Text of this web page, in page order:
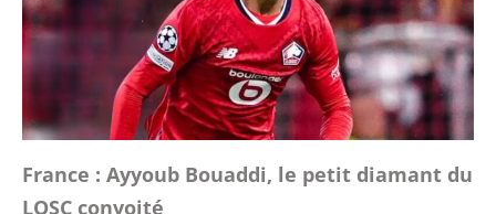
France : Ayyoub Bouaddi, le petit diamant du
LOSC convoité